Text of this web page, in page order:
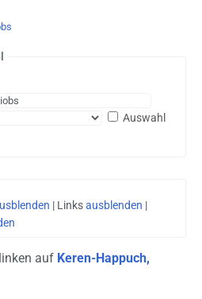
Auswahl
| Linksausblenden |
auf Keren-Happuch,